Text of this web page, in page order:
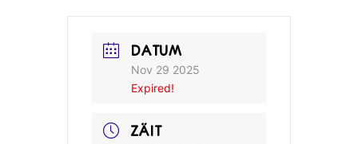
DATUM
Nov 29 2025
Expired!
ZÄIT